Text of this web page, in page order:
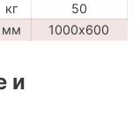
кг
50
мм 1000х600
и